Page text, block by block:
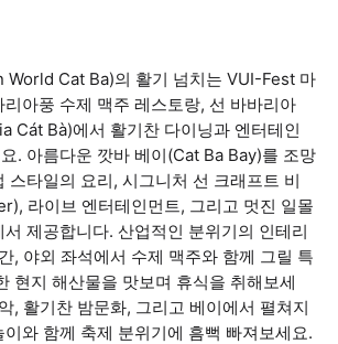
World Cat Ba)의 활기 넘치는 VUI-Fest 마
리아풍 수제 맥주 레스토랑, 선 바바리아
Cát Bà)에서 활기찬 다이닝과 엔터테인
. 아름다운 깟바 베이(Cat Ba Bay)를 조망
스타일의 요리, 시그니처 선 크래프트 비
라이브 엔터테인먼트, 그리고 멋진 일몰
제공합니다. 산업적인 분위기의 인테리
, 야외 좌석에서 수제 맥주와 함께 그릴 특
현지 해산물을 맛보며 휴식을 취해보세
, 활기찬 밤문화, 그리고 베이에서 펼쳐지
와 함께 축제 분위기에 흠뻑 빠져보세요.